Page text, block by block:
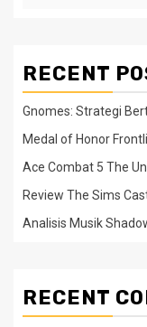
RECENT
Gnomes: Strategi
Medal of Honor
Ace Combat 5 The
Review The Sims
Analisis Musik
RECENT